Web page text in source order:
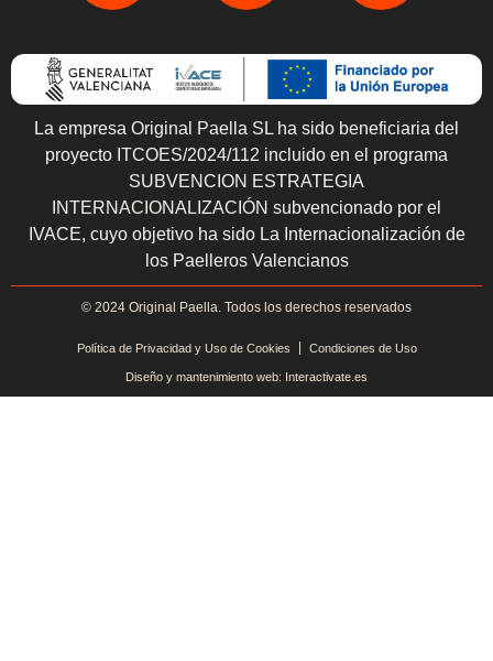
La empresa Original Paella SL ha sido beneficiaria del
proyecto ITCOES/2024/112 incluido en el programa
SUBVENCION ESTRATEGIA
INTERNACIONALIZACIÓN subvencionado por el
IVACE, cuyo objetivo ha sido La Internacionalización de
los Paelleros Valencianos
© 2024 Original Paella. Todos los derechos reservados
Política de Privacidad y Uso de Cookies Condiciones de Uso
Diseño y mantenimiento web: Interactivate.es